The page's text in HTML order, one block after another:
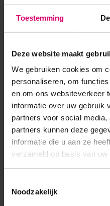
Toestemming
Deze website maakt
We gebruiken cookies om
personaliseren, om
en om ons websiteverkeer
informatie over uw gebruik
partners voor social
partners kunnen deze
informatie die u aan ze
verzameld op basis van
Noodzakelijk
Product specificaties
Artikelnummer
SKU